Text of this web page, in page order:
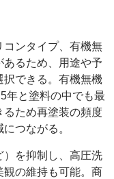
コンタイプ、有機無
るため、用途や予
択できる。有機無機
年と塗料の中でも最
るため再塗装の頻度
つながる。
）を抑制し、高圧洗
観の維持も可能。商